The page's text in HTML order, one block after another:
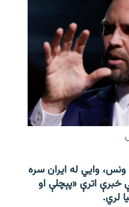
وايي له ایران سره
خبرې اترې «پېچلې او
لري.